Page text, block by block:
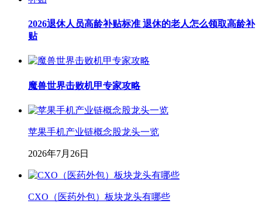
2026退休人员高龄补贴标准 退休的老人怎么领取高龄补
贴
魔兽世界击败机甲专家攻略
苹果手机产业链概念股龙头一览
2026年7月26日
CXO（医药外包）板块龙头有哪些